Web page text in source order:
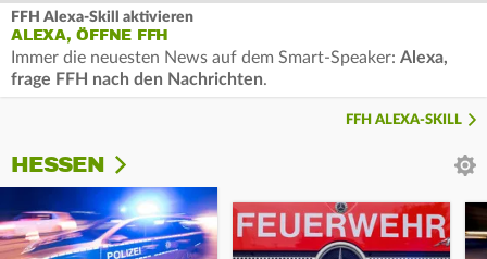
FFH Alexa-Skill aktivieren
ALEXA, ÖFFNE FFH
Immer die neuesten News auf dem Smart-Speaker: Alexa,
frage FFH nach den Nachrichten.
FFH ALEXA-SKILL
HESSEN